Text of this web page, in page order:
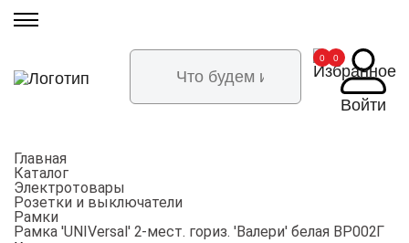
0 0
Войти
Главная
Каталог
Электротовары
Розетки и выключатели
Рамки
Рамка 'UNIVersal' 2-мест. гориз. 'Валери' белая ВР002Г